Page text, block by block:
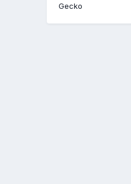
Gecko